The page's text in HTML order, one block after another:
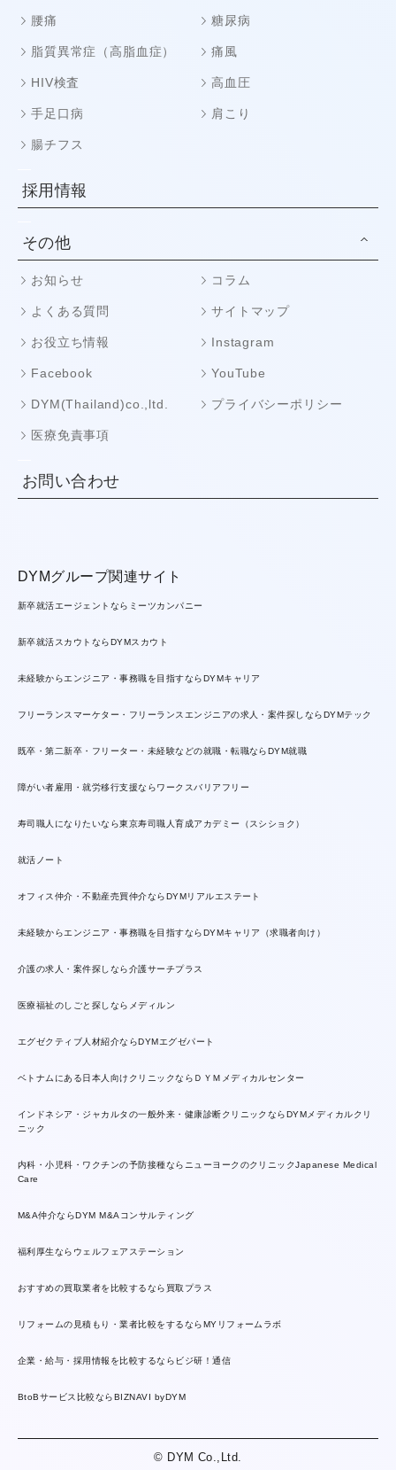
腰痛 糖尿病
脂質異常症（高脂血症） 痛風
HIV検査 高血圧
手足口病 肩こり
腸チフス
採用情報
その他
お知らせ コラム
よくある質問 サイトマップ
お役立ち情報 Instagram
Facebook YouTube
DYM(Thailand)co.,ltd. プライバシーポリシー
医療免責事項
お問い合わせ
DYMグループ関連サイト
新卒就活エージェントならミーツカンパニー
新卒就活スカウトならDYMスカウト
未経験からエンジニア・事務職を目指すならDYMキャリア
フリーランスマーケター・フリーランスエンジニアの求人・案件探しならDYMテック
既卒・第二新卒・フリーター・未経験などの就職・転職ならDYM就職
障がい者雇用・就労移行支援ならワークスバリアフリー
寿司職人になりたいなら東京寿司職人育成アカデミー（スシショク）
就活ノート
オフィス仲介・不動産売買仲介ならDYMリアルエステート
未経験からエンジニア・事務職を目指すならDYMキャリア（求職者向け）
介護の求人・案件探しなら介護サーチプラス
医療福祉のしごと探しならメディルン
エグゼクティブ人材紹介ならDYMエグゼパート
ベトナムにある日本人向けクリニックならＤＹＭメディカルセンター
インドネシア・ジャカルタの一般外来・健康診断クリニックならDYMメディカルクリ
ニック
内科・小児科・ワクチンの予防接種ならニューヨークのクリニックJapanese Medical
Care
M&A仲介ならDYM M&Aコンサルティング
福利厚生ならウェルフェアステーション
おすすめの買取業者を比較するなら買取プラス
リフォームの見積もり・業者比較をするならMYリフォームラボ
企業・給与・採用情報を比較するならビジ研！通信
BtoBサービス比較ならBIZNAVI byDYM
© DYM Co.,Ltd.